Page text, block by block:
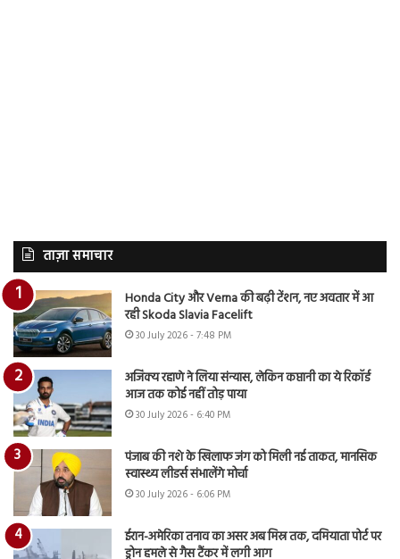
ताज़ा समाचार
Honda City और Verna की बढ़ी टेंशन, नए अवतार में आ
रही Skoda Slavia Facelift
30 July 2026 - 7:48 PM
अजिंक्य रहाणे ने लिया संन्यास, लेकिन कप्तानी का ये रिकॉर्ड
आज तक कोई नहीं तोड़ पाया
30 July 2026 - 6:40 PM
पंजाब की नशे के खिलाफ जंग को मिली नई ताकत, मानसिक
स्वास्थ्य लीडर्स संभालेंगे मोर्चा
30 July 2026 - 6:06 PM
ईरान-अमेरिका तनाव का असर अब मिस्र तक, दमियाता पोर्ट पर
ड्रोन हमले से गैस टैंकर में लगी आग